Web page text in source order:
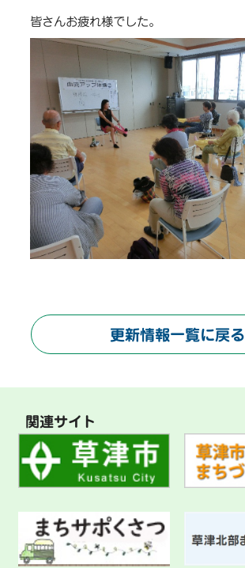
皆さんお疲れ様でした。
更新情報一覧に戻る
関連サイト